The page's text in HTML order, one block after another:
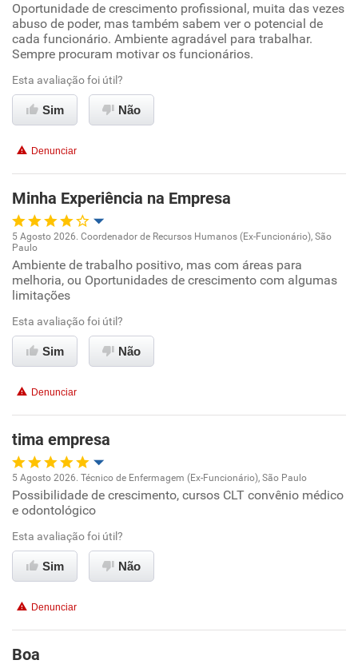
Oportunidade de promoção
Conciliação com a vida familiar
Benefícios
Recomenda a diretoria
Oportunidade de crescimento profissional, muita das vezes
abuso de poder, mas também sabem ver o potencial de
cada funcionário. Ambiente agradável para trabalhar.
Sempre procuram motivar os funcionários.
Esta avaliação foi útil?
Sim Não
Denunciar
Minha Experiência na Empresa
Oportunidade de promoção
Ambiente de trabalho
Conciliação com a vida familiar
Recomenda esta empresa
Recomenda a diretoria
5 Agosto 2026. Coordenador de Recursos Humanos (Ex-Funcionário), São
Paulo
Ambiente de trabalho positivo, mas com áreas para
melhoria, ou Oportunidades de crescimento com algumas
limitações
Esta avaliação foi útil?
Sim Não
Denunciar
tima empresa
Oportunidade de promoção
Ambiente de trabalho
Conciliação com a vida familiar
5 Agosto 2026. Técnico de Enfermagem (Ex-Funcionário), São Paulo
Possibilidade de crescimento, cursos CLT convênio médico
e odontológico
Esta avaliação foi útil?
Sim Não
Denunciar
Boa